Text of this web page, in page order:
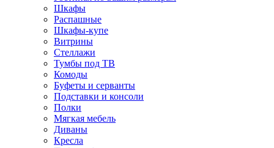
Шкафы
Распашные
Шкафы-купе
Витрины
Стеллажи
Тумбы под ТВ
Комоды
Буфеты и серванты
Подставки и консоли
Полки
Мягкая мебель
Диваны
Кресла